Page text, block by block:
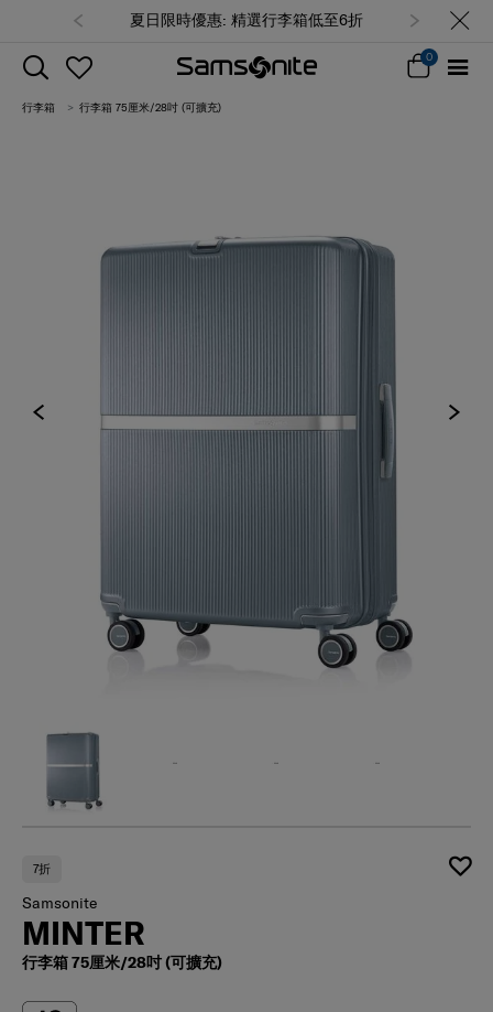
夏日限時優惠: 精選行李箱低至6折
0
行李箱 行李箱 75厘米/28吋 (可擴充)
7折
Samsonite
MINTER
行李箱 75厘米/28吋 (可擴充)